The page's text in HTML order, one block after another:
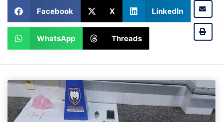
Facebook X LinkedIn
WhatsApp Threads